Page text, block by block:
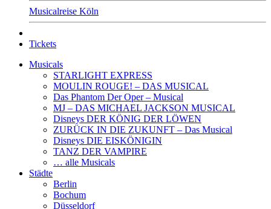
Musicalreise Köln
Tickets
Musicals
STARLIGHT EXPRESS
MOULIN ROUGE! – DAS MUSICAL
Das Phantom Der Oper – Musical
MJ – DAS MICHAEL JACKSON MUSICAL
Disneys DER KÖNIG DER LÖWEN
ZURÜCK IN DIE ZUKUNFT – Das Musical
Disneys DIE EISKÖNIGIN
TANZ DER VAMPIRE
… alle Musicals
Städte
Berlin
Bochum
Düsseldorf